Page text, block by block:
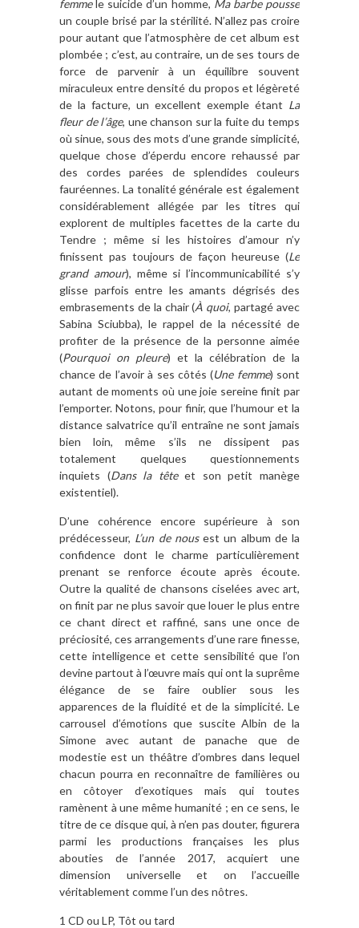
femme le suicide d’un homme, Ma barbe pousse
un couple brisé par la stérilité. N’allez pas croire
pour autant que l’atmosphère de cet album est
plombée ; c’est, au contraire, un de ses tours de
force de parvenir à un équilibre souvent
miraculeux entre densité du propos et légèreté
de la facture, un excellent exemple étant La
fleur de l’âge, une chanson sur la fuite du temps
où sinue, sous des mots d’une grande simplicité,
quelque chose d’éperdu encore rehaussé par
des cordes parées de splendides couleurs
fauréennes. La tonalité générale est également
considérablement allégée par les titres qui
explorent de multiples facettes de la carte du
Tendre ; même si les histoires d’amour n’y
finissent pas toujours de façon heureuse (Le
grand amour), même si l’incommunicabilité s’y
glisse parfois entre les amants dégrisés des
embrasements de la chair (À quoi, partagé avec
Sabina Sciubba), le rappel de la nécessité de
profiter de la présence de la personne aimée
(Pourquoi on pleure) et la célébration de la
chance de l’avoir à ses côtés (Une femme) sont
autant de moments où une joie sereine finit par
l’emporter. Notons, pour finir, que l’humour et la
distance salvatrice qu’il entraîne ne sont jamais
bien loin, même s’ils ne dissipent pas
totalement quelques questionnements
inquiets (Dans la têteet son petit manège
existentiel).
D’une cohérence encore supérieure à son
prédécesseur, L’un de nousest un album de la
confidence dont le charme particulièrement
prenant se renforce écoute après écoute.
Outre la qualité de chansons ciselées avec art,
on finit par ne plus savoir que louer le plus entre
ce chant direct et raffiné, sans une once de
préciosité, ces arrangements d’une rare finesse,
cette intelligence et cette sensibilité que l’on
devine partout à l’œuvre mais qui ont la suprême
élégance de se faire oublier sous les
apparences de la fluidité et de la simplicité. Le
carrousel d’émotions que suscite Albin de la
Simone avec autant de panache que de
modestie est un théâtre d’ombres dans lequel
chacun pourra en reconnaître de familières ou
en côtoyer d’exotiques mais qui toutes
ramènent à une même humanité ; en ce sens, le
titre de ce disque qui, à n’en pas douter, figurera
parmi les productions françaises les plus
abouties de l’année 2017, acquiert une
dimension universelle et on l’accueille
véritablement comme l’un des nôtres.
1 CD ou LP, Tôt ou tard